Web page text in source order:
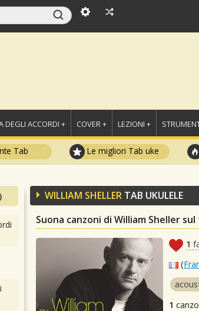
DEGLI ACCORDI + COVER + LEZIONI +
Tab Le migliori Tab uke
WILLIAM SHELLER TAB UKULELE
Suona canzoni di William Sheller
1
(
1